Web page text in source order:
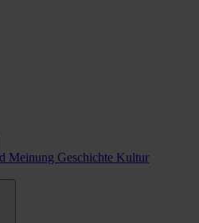
Meinung Geschichte Kultur